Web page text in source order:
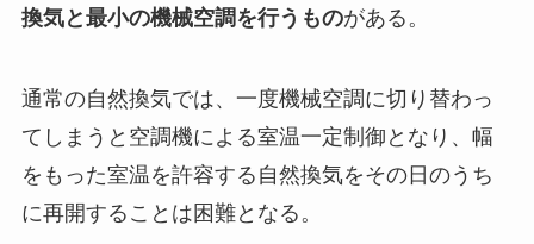
換気と最小の機械空調を行うものがある。
通常の自然換気では、一度機械空調に切り替わっ
てしまうと空調機による室温一定制御となり、幅
をもった室温を許容する自然換気をその日のうち
に再開することは困難となる。